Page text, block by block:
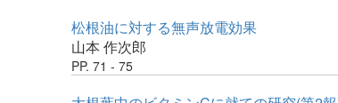
松根油に対する無声放電効果
山本 作次郎
PP. 71 - 75